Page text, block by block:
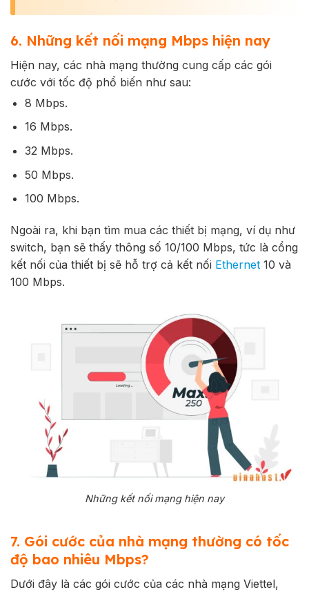
6. Những kết nối mạng Mbps hiện nay
Hiện nay, các nhà mạng thường cung cấp các gói
cước với tốc độ phổ biến như sau:
8 Mbps.
16 Mbps.
32 Mbps.
50 Mbps.
100 Mbps.
Ngoài ra, khi bạn tìm mua các thiết bị mạng, ví dụ như
switch, bạn sẽ thấy thông số 10/100 Mbps, tức là cổng
kết nối của thiết bị sẽ hỗ trợ cả kết nối Ethernet 10 và
100 Mbps.
Những kết nối mạng hiện nay
7. Gói cước của nhà mạng thường có tốc
độ bao nhiêu Mbps?
Dưới đây là các gói cước của các nhà mạng Viettel,